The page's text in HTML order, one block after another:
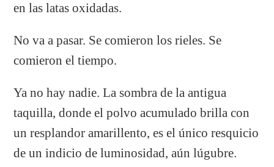
en las latas oxidadas.
No va a pasar. Se comieron los rieles. Se
comieron el tiempo.
Ya no hay nadie. La sombra de la antigua
taquilla, donde el polvo acumulado brilla con
un resplandor amarillento, es el único resquicio
de un indicio de luminosidad, aún lúgubre.